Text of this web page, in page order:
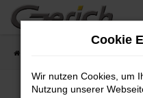
Zum
Cookie
Wir nutzen Cookies, um
Nutzung unserer